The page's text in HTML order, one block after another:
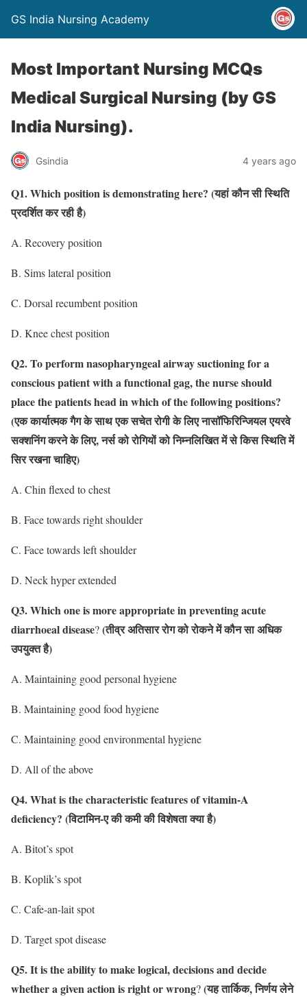
GS India Nursing Academy
Most Important Nursing MCQs
Medical Surgical Nursing (by GS
India Nursing).
Gsindia 4 years ago
Q1. Which position is demonstrating here? (यहां कौन सी स्थिति
प्रदर्शित कर रही है)
A. Recovery position
B. Sims lateral position
C. Dorsal recumbent position
D. Knee chest position
Q2. To perform nasopharyngeal airway suctioning for a
conscious patient with a functional gag, the nurse should
place the patients head in which of the following positions?
(एक कार्यात्मक गैग के साथ एक सचेत रोगी के लिए नासॉफिरिन्जियल एयरवे
सक्शनिंग करने के लिए, नर्स को रोगियों को निम्नलिखित में से किस स्थिति में
सिर रखना चाहिए)
A. Chin flexed to chest
B. Face towards right shoulder
C. Face towards left shoulder
D. Neck hyper extended
Q3. Which one is more appropriate in preventing acute
diarrhoeal disease?(तीव्र अतिसार रोग को रोकने में कौन सा अधिक
उपयुक्त है)
A. Maintaining good personal hygiene
B. Maintaining good food hygiene
C. Maintaining good environmental hygiene
D. All of the above
Q4. What is the characteristic features of vitamin-A
deficiency? (विटामिन-ए की कमी की विशेषता क्या है)
A. Bitot’s spot
B. Koplik’s spot
C. Cafe-an-lait spot
D. Target spot disease
Q5. It is the ability to make logical, decisions and decide
whether a given action is right or wrong?(यह तार्किक, निर्णय लेने